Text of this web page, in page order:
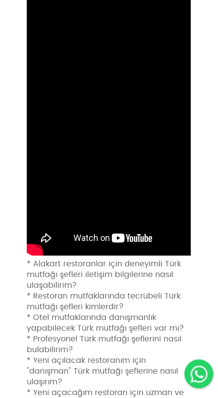
* Alakart restoranlar için deneyimli Türk
mutfağı şefleri iletişim bilgilerine nasıl
ulaşabilirim?
* Restoran mutfaklarında tecrübeli Türk
mutfağı şefleri kimlerdir?
* Otel mutfaklarında danışmanlık
yapabilecek Türk mutfağı şefleri var mı?
* Profesyonel Türk mutfağı şeflerini nasıl
bulabilirim?
* Yeni açılacak restoranım için
"danışman" Türk mutfağı şeflerine nasıl
ulaşırım?
* Yeni açacağım restoran için uzman ve